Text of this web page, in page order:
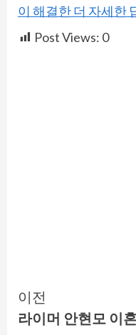
이 해결한 더 자세한
Post Views: 0
Continue
Reading
이전
라이머 안현모 이